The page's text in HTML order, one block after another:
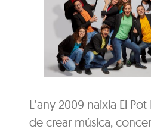
L’any 2009 naixia El
de crear música,